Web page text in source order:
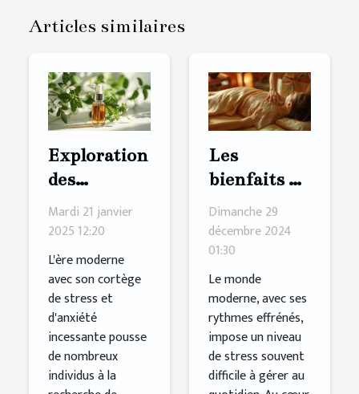
Articles similaires
Exploration
des
bienfaits du
CBD pour
une
relaxation
optimale
Mardi 21 janvier
2025 12:20
L'ère moderne
avec son cortège
de stress et
d'anxiété
incessante pousse
de nombreux
individus à la
Les
bienfaits du
massage
Tuina pour
la gestion
du stress
Dimanche 29
décembre 2024
01:30
Le monde
moderne, avec ses
rythmes effrénés,
impose un niveau
de stress souvent
difficile à gérer au